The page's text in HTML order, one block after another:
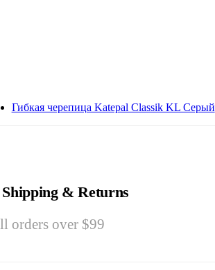
Гибкая черепица Katepal Classik KL Серый
& Returns
orders over $99